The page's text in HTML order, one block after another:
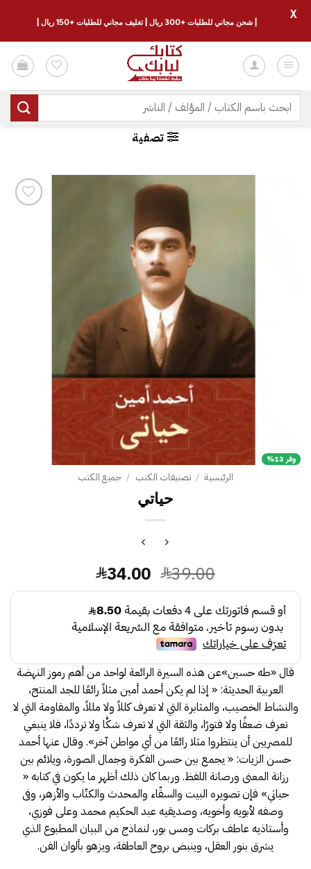
للمحتوى
البحث
عن:
تصفية
وفر 13%
الرئيسية / تصنيفات الكتب / جميع الكتب
حياتي
39.00 السعر
الأصلي
هو:
39.00.
34.00 السعر
الحالي
هو:
34.00.
قال «طه حسين»عن هذه السيرة الرائعة لواحد من أهم رموز النهضة
العربية الحديثة: « إذا لم يكن أحمد أمين مثلاً رائعًا للجد المنتج،
والنشاط الخصيب، والمثابرة التي لا تعرف كللاً ولا مللاً، والمقاومة التي لا
تعرف ضعفًا ولا فتورًا، والثقة التي لا تعرف شكَّا ولا ترددًا، فلا ينبغي
للمصريين أن ينتظروا مثلا رائعًا من أي مواطن آخر». وقال عنها أحمد
حسن الزيات: « يجمع بين حسن الفكرة وجمال الصورة، ويلائم بين
رزانة المعنى ورصانة اللفظ. وربما كان ذلك أظهر ما يكون في كتابه «
حياتي» فإن تصويره البيت والسقّاء والمحدث والكتّاب والأزهر، وفى
وصفه لأبويه وأخويه، وصديقيه عبد الحكيم محمد وعلى فوزي،
وأستاذيه عاطف بركات ومس بور، لنماذج من البيان المطبوع الذي
يشرق بنور العقل، وينبض بروح العاطفة، ويزهو بألوان الفن.
| شحن مجاني للطلبات +300 ريال | تغليف مجاني للطلبات +150 ريال |
X